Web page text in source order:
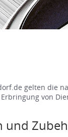
gelten die
von
und